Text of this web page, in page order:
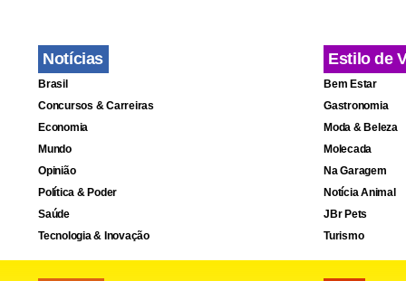
Segundo
das
Contudo,
percebido.
Notícias
Brasil
Concursos & Carreiras
Economia
Mundo
Opinião
Política & Poder
Saúde
Tecnologia & Inovação
Estilo de
Bem Estar
Gastronomia
Moda & Beleza
Molecada
Na Garagem
Notícia Animal
JBr Pets
Turismo